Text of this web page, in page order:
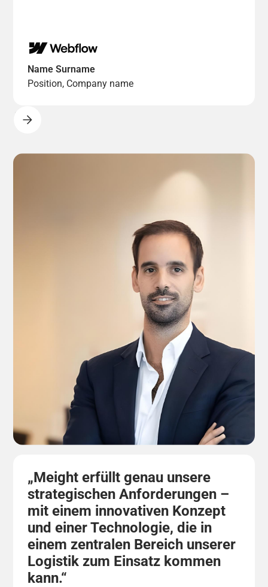
Name Surname
Position, Company name
„Meight erfüllt genau unsere
strategischen Anforderungen –
mit einem innovativen Konzept
und einer Technologie, die in
einem zentralen Bereich unserer
Logistik zum Einsatz kommen
kann.“